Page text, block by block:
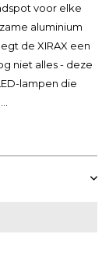
voor elke
aluminium
de XIRAX een
niet alles - deze
lampen die